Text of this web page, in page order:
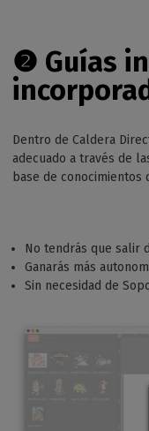
❷ Guías
Dentro de Caldera
adecuado a través de
base de conocimientos
No tendrás que salir
Ganarás más
Sin necesidad de